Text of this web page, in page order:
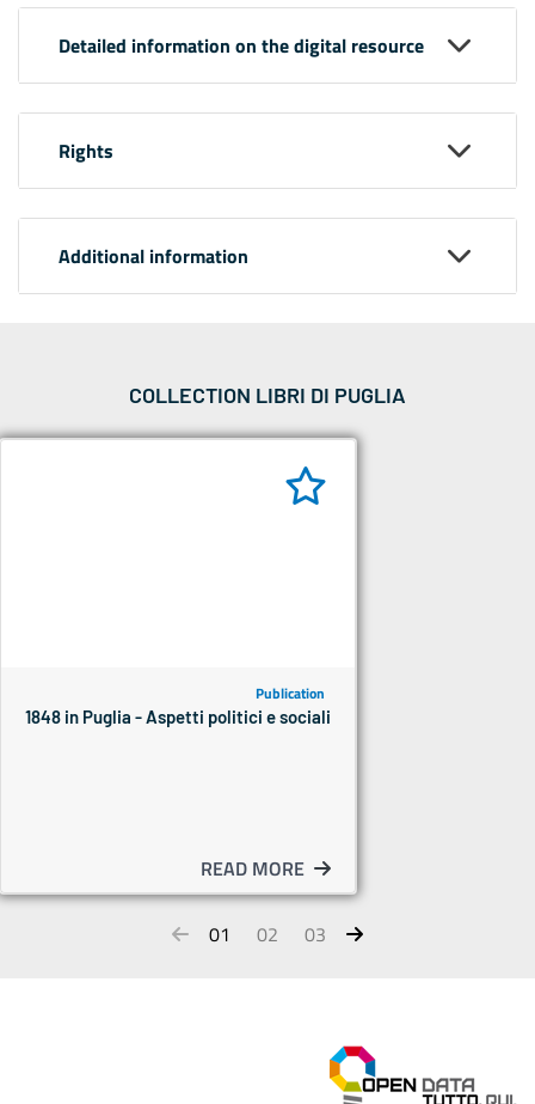
Detailed information on the digital resource
Rights
Additional information
COLLECTION LIBRI DI PUGLIA
Publication
1848 in Puglia - Aspetti politici e sociali
READ MORE
01 02 03